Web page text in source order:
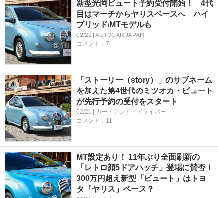
新型光岡ビュート予約受付開始！ 4代
目はマーチからヤリスベースへ ハイ
ブリッド/MTモデルも
02/22 | AUTOCAR JAPAN
コメント：7
「ストーリー（story）」のサブネーム
を加えた第4世代のミツオカ・ビュート
が先行予約の受付をスタート
02/21 | カー・アンド・ドライバー
コメント：11
MT設定あり！ 11年ぶり全面刷新の
「レトロ顔5ドアハッチ」登場に賛否！
300万円超え新型「ビュート」はトヨ
タ「ヤリス」ベース？